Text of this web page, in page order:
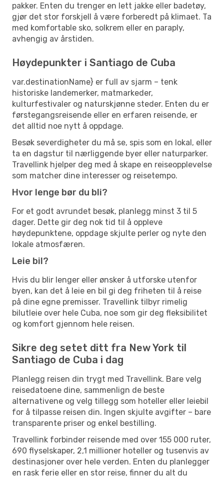
pakker. Enten du trenger en lett jakke eller badetøy,
gjør det stor forskjell å være forberedt på klimaet. Ta
med komfortable sko, solkrem eller en paraply,
avhengig av årstiden.
Høydepunkter i Santiago de Cuba
var.destinationName} er full av sjarm – tenk
historiske landemerker, matmarkeder,
kulturfestivaler og naturskjønne steder. Enten du er
førstegangsreisende eller en erfaren reisende, er
det alltid noe nytt å oppdage.
Besøk severdigheter du må se, spis som en lokal, eller
ta en dagstur til nærliggende byer eller naturparker.
Travellink hjelper deg med å skape en reiseopplevelse
som matcher dine interesser og reisetempo.
Hvor lenge bør du bli?
For et godt avrundet besøk, planlegg minst 3 til 5
dager. Dette gir deg nok tid til å oppleve
høydepunktene, oppdage skjulte perler og nyte den
lokale atmosfæren.
Leie bil?
Hvis du blir lenger eller ønsker å utforske utenfor
byen, kan det å leie en bil gi deg friheten til å reise
på dine egne premisser. Travellink tilbyr rimelig
bilutleie over hele Cuba, noe som gir deg fleksibilitet
og komfort gjennom hele reisen.
Sikre deg setet ditt fra New York til
Santiago de Cuba i dag
Planlegg reisen din trygt med Travellink. Bare velg
reisedatoene dine, sammenlign de beste
alternativene og velg tillegg som hoteller eller leiebil
for å tilpasse reisen din. Ingen skjulte avgifter – bare
transparente priser og enkel bestilling.
Travellink forbinder reisende med over 155 000 ruter,
690 flyselskaper, 2,1 millioner hoteller og tusenvis av
destinasjoner over hele verden. Enten du planlegger
en rask ferie eller en stor reise, finner du alt du